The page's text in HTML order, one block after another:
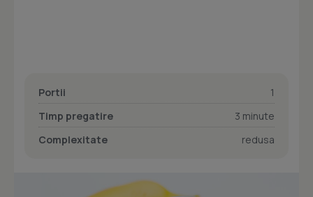
Portii
1
Timp pregatire
3 minute
Complexitate
redusa